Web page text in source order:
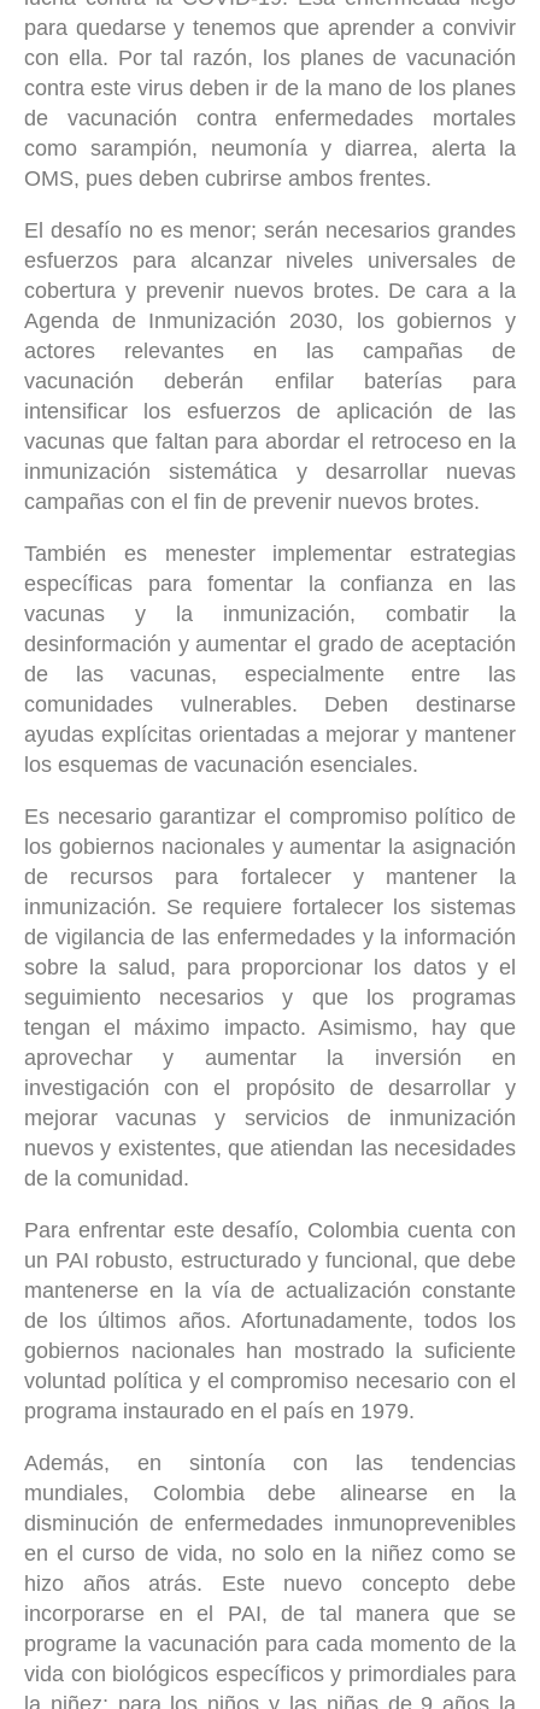
para quedarse y tenemos que aprender a convivir
con ella. Por tal razón, los planes de vacunación
contra este virus deben ir de la mano de los planes
de vacunación contra enfermedades mortales
como sarampión, neumonía y diarrea, alerta la
OMS, pues deben cubrirse ambos frentes.
El desafío no es menor; serán necesarios grandes
esfuerzos para alcanzar niveles universales de
cobertura y prevenir nuevos brotes. De cara a la
Agenda de Inmunización 2030, los gobiernos y
actores relevantes en las campañas de
vacunación deberán enfilar baterías para
intensificar los esfuerzos de aplicación de las
vacunas que faltan para abordar el retroceso en la
inmunización sistemática y desarrollar nuevas
campañas con el fin de prevenir nuevos brotes.
También es menester implementar estrategias
específicas para fomentar la confianza en las
vacunas y la inmunización, combatir la
desinformación y aumentar el grado de aceptación
de las vacunas, especialmente entre las
comunidades vulnerables. Deben destinarse
ayudas explícitas orientadas a mejorar y mantener
los esquemas de vacunación esenciales.
Es necesario garantizar el compromiso político de
los gobiernos nacionales y aumentar la asignación
de recursos para fortalecer y mantener la
inmunización. Se requiere fortalecer los sistemas
de vigilancia de las enfermedades y la información
sobre la salud, para proporcionar los datos y el
seguimiento necesarios y que los programas
tengan el máximo impacto. Asimismo, hay que
aprovechar y aumentar la inversión en
investigación con el propósito de desarrollar y
mejorar vacunas y servicios de inmunización
nuevos y existentes, que atiendan las necesidades
de la comunidad.
Para enfrentar este desafío, Colombia cuenta con
un PAI robusto, estructurado y funcional, que debe
mantenerse en la vía de actualización constante
de los últimos años. Afortunadamente, todos los
gobiernos nacionales han mostrado la suficiente
voluntad política y el compromiso necesario con el
programa instaurado en el país en 1979.
Además, en sintonía con las tendencias
mundiales, Colombia debe alinearse en la
disminución de enfermedades inmunoprevenibles
en el curso de vida, no solo en la niñez como se
hizo años atrás. Este nuevo concepto debe
incorporarse en el PAI, de tal manera que se
programe la vacunación para cada momento de la
vida con biológicos específicos y primordiales para
la niñez; para los niños y las niñas de 9 años la